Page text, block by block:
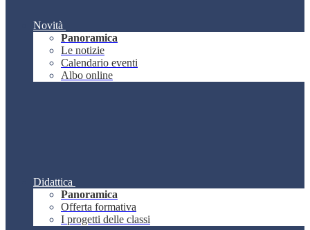
Novità
Panoramica
Le notizie
Calendario eventi
Albo online
Didattica
Panoramica
Offerta formativa
I progetti delle classi